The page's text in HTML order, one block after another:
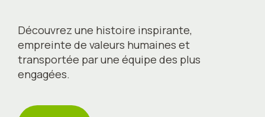
Découvrez une histoire inspirante,
empreinte de valeurs humaines et
transportée par une équipe des plus
engagées.